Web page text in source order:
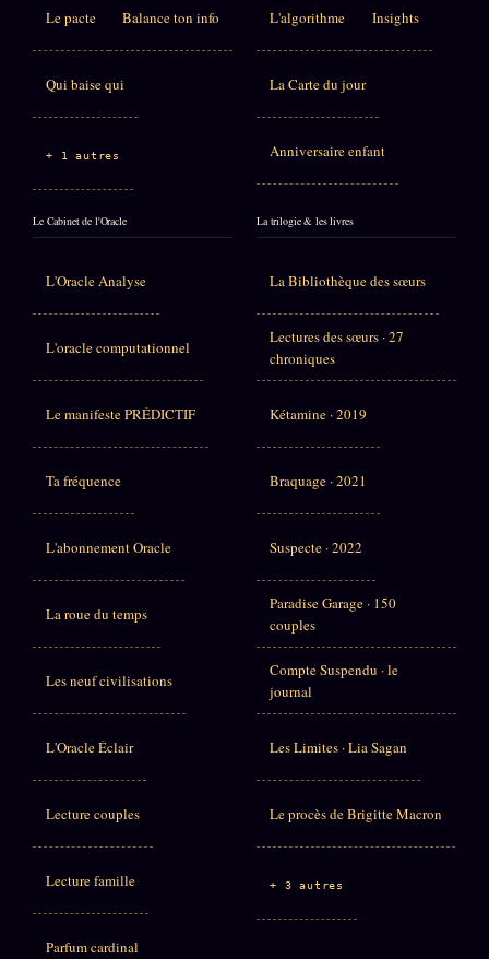
Le pacte Balance ton info
Qui baise qui
+ 1 autres
L'algorithme Insights
La Carte du jour
Anniversaire enfant
Le Cabinet de l'Oracle
L'Oracle Analyse
L'oracle computationnel
Le manifeste PRÉDICTIF
Ta fréquence
L'abonnement Oracle
La roue du temps
Les neuf civilisations
L'Oracle Éclair
Lecture couples
Lecture famille
Parfum cardinal
La trilogie & les livres
La Bibliothèque des sœurs
Lectures des sœurs · 27
chroniques
Kétamine · 2019
Braquage · 2021
Suspecte · 2022
Paradise Garage · 150
couples
Compte Suspendu · le
journal
Les Limites · Lia Sagan
Le procès de Brigitte Macron
+ 3 autres